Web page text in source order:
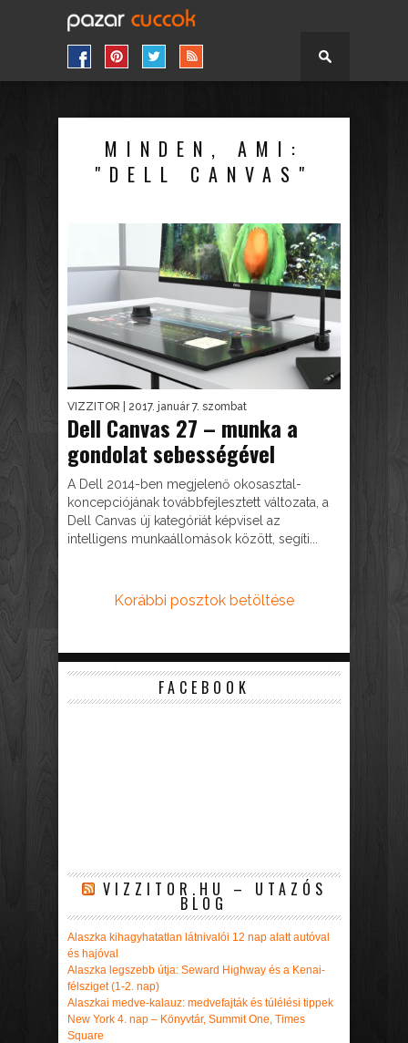
MINDEN, AMI:
"DELL CANVAS"
VIZZITOR | 2017. január 7. szombat
Dell Canvas 27 – munka a
gondolat sebességével
A Dell 2014-ben megjelenő okosasztal-
koncepciójának továbbfejlesztett változata, a
Dell Canvas új kategóriát képvisel az
intelligens munkaállomások között, segíti...
Korábbi posztok betöltése
FACEBOOK
VIZZITOR.HU – UTAZÓS
BLOG
Alaszka kihagyhatatlan látnivalói 12 nap alatt autóval
és hajóval
Alaszka legszebb útja: Seward Highway és a Kenai-
félsziget (1-2. nap)
Alaszkai medve-kalauz: medvefajták és túlélési tippek
New York 4. nap – Könyvtár, Summit One, Times
Square